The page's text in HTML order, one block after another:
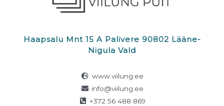
Haapsalu Mnt 15 A Palivere 90802 Lääne-
Nigula Vald
www.viilung.ee
info@viilung.ee
+372 56 488 869